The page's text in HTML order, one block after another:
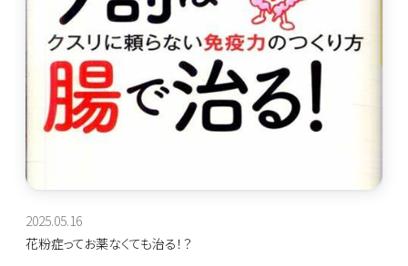
2025.05.16
花粉症ってお薬なくても治る！？